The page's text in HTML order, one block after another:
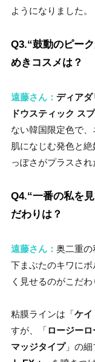
ようになりました。
Q3.“鼓動のピー
めきコスメは？
遠藤さん： ディアダ
ドウスティック ス
ない韓国限定色で
肌になじむ発色と
っぽさがプラスされ
Q4.“一番の私を
だわりは？
遠藤さん： 奥二重
下まぶたのキワに
く見せるのがこだわ
粘膜ラインは「ケイ
すが、「ロージー
マッジタイプ」の細